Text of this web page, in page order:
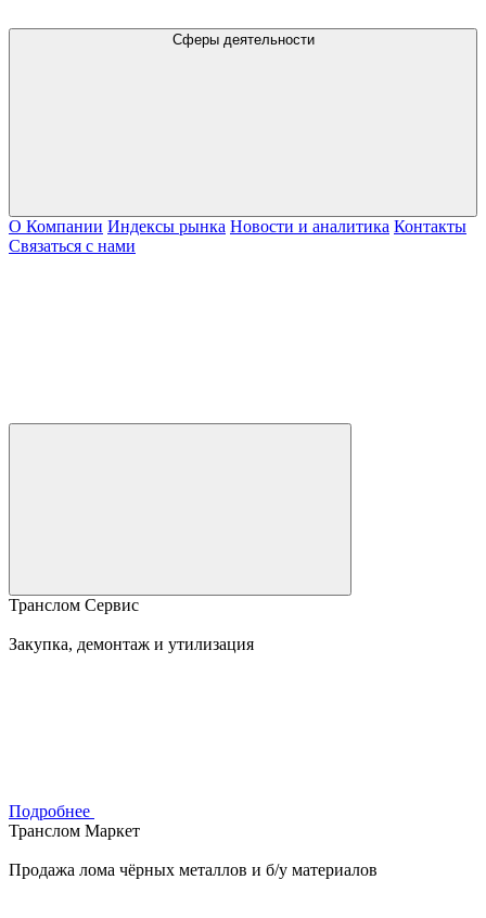
Сферы деятельности
О Компании Индексы рынка Новости и аналитика Контакты
Связаться с нами
Транслом Сервис
Закупка, демонтаж и утилизация
Подробнее
Транслом Маркет
Продажа лома чёрных металлов и б/у материалов